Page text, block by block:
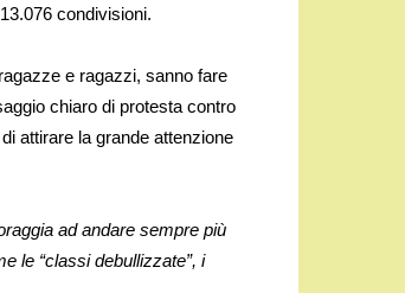
condivisioni.
e ragazzi, sanno fare
chiaro di protesta contro
attirare la grande attenzione
ad andare sempre più
le “classi debullizzate”, i